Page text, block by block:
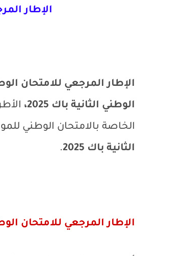
الإطار
الوطني الثانية باك 2025،
الخاصة بالامتحان الوطني للموسم
الثانية باك 2025
.
الإطار المرجعي للامتحان الوطني 2025